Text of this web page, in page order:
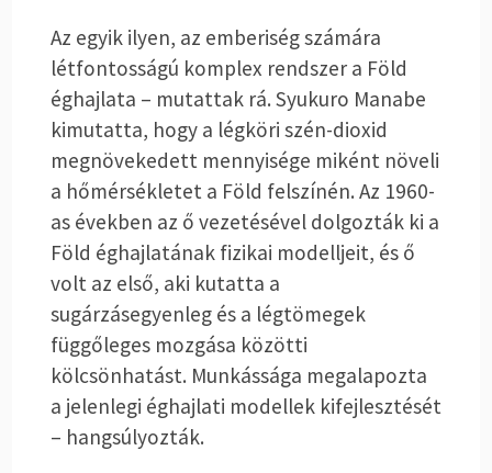
Az egyik ilyen, az emberiség számára
létfontosságú komplex rendszer a Föld
éghajlata – mutattak rá. Syukuro Manabe
kimutatta, hogy a légköri szén-dioxid
megnövekedett mennyisége miként növeli
a hőmérsékletet a Föld felszínén. Az 1960-
as években az ő vezetésével dolgozták ki a
Föld éghajlatának fizikai modelljeit, és ő
volt az első, aki kutatta a
sugárzásegyenleg és a légtömegek
függőleges mozgása közötti
kölcsönhatást. Munkássága megalapozta
a jelenlegi éghajlati modellek kifejlesztését
– hangsúlyozták.